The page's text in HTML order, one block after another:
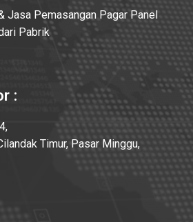
Jasa Pemasangan Pagar Panel
Pabrik
:
Timur, Pasar Minggu,